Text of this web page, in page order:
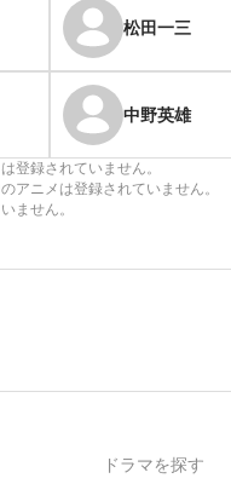
松田一三
中野英雄
登録されていません。
アニメは登録されていません。
ません。
ドラマを探す